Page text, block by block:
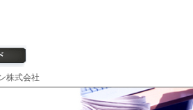
株式会社